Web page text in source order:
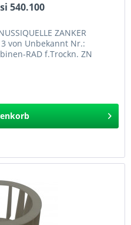
540.100
ZANKER
von Unbekannt Nr.:
RAD f.Trockn. ZN